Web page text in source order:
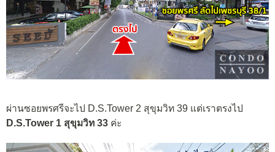
ผ่านซอยพรศรีจะไป D.S.Tower 2 สุขุมวิท 39 แต่เราตรงไป
D.S.Tower 1 สุขุมวิท 33 ค่ะ